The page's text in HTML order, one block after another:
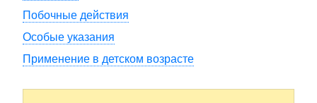
Побочные действия
Особые указания
Применение в детском возрасте